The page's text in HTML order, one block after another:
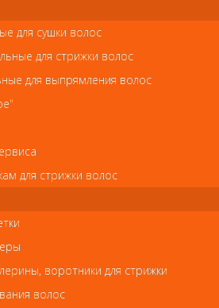
зажимы, резинки, валики для причесок
крокодил, 1шт
для сушки волос
для стрижки волос
для выпрямления волос
для стрижки волос
воротники для стрижки
волос